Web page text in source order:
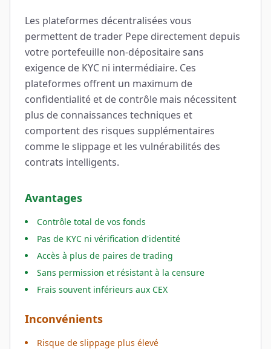
Les plateformes décentralisées vous
permettent de trader Pepe directement depuis
votre portefeuille non-dépositaire sans
exigence de KYC ni intermédiaire. Ces
plateformes offrent un maximum de
confidentialité et de contrôle mais nécessitent
plus de connaissances techniques et
comportent des risques supplémentaires
comme le slippage et les vulnérabilités des
contrats intelligents.
Avantages
Contrôle total de vos fonds
Pas de KYC ni vérification d'identité
Accès à plus de paires de trading
Sans permission et résistant à la censure
Frais souvent inférieurs aux CEX
Inconvénients
Risque de slippage plus élevé